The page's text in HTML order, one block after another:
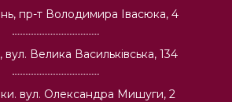
пр-т Володимира Івасюка, 4
вул. Велика Васильківська, 134
вул. Олександра Мишуги, 2